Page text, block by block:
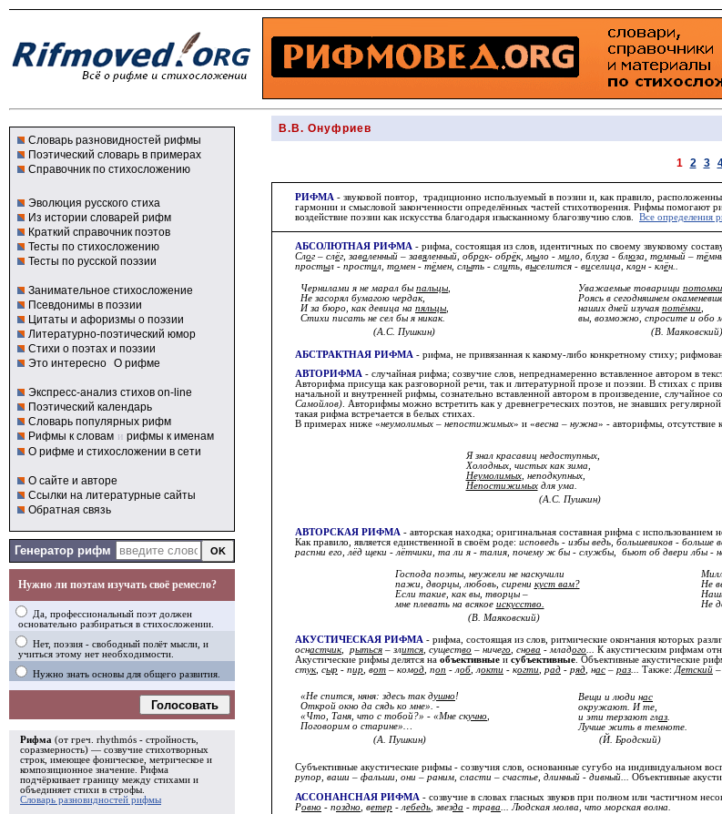
Словарь разновидностей рифмы
Поэтический словарь в примерах
Справочник по стихосложению
Эволюция русского стиха
Из истории словарей рифм
Краткий справочник поэтов
Тесты по стихосложению
Тесты по русской поэзии
Занимательное стихосложение
Псевдонимы в поэзии
Цитаты и афоризмы о поэзии
Литературно-поэтический юмор
Стихи о поэтах и поэзии
Это интересно О рифме
Экспресс-анализ стихов on-line
Поэтический календарь
Словарь популярных рифм
Рифмы к словам и рифмы к именам
О рифме и стихосложении в сети
О сайте и авторе
Ссылки на литературные сайты
Обратная связь
Генератор рифм
Нужно ли поэтам изучать своё ремесло?
Да, профессиональный поэт должен
основательно разбираться в стихосложении.
Нет, поэзия - свободный полёт мысли, и
учиться этому нет необходимости.
Нужно знать основы для общего развития.
Голосовать
Рифма (от греч. rhythmós - стройность,
соразмерность) — созвучие стихотворных
строк, имеющее фоническое, метрическое и
композиционное значение. Рифма
подчёркивает границу между стихами и
объединяет стихи в строфы
Словарь разновидностей рифмы
В.В. Онуфриев
1 2 3
РИФМА - звуковой повтор, традиционно используемый в поэзии и, как правило,
гармонии и смысловой законченности определённых частей стихотворения. Рифмы помогают
воздействие поэзии как искусства благодаря изысканному благозвучию слов. Все определения
АБСОЛЮТНАЯ РИФМА - рифма, состоящая из слов, идентичных по своему звуковому
Слог – слёг, заваленный – завяленный, оброк- обрёк, мыло - мило, блуза - блюза, томный – тё
простыл - простил, томен - тёмен, слыть - слить, выселится - виселица, клон - клён..
Чернилами я не марал бы пальцы,
Не засорял бумагою чердак,
И за бюро, как девица на пяльцы,
Стихи писать не сел бы я никак.
(А.С. Пушкин)
Уважаемые товарищи потомки
Роясь в сегодняшнем
наших дней изучая потёмки,
вы, возможно, спросите и обо
(В. Маяковский)
АБСТРАКТНАЯ РИФМА - рифма, не привязанная к какому-либо конкретному стиху;
АВТОРИФМА - случайная рифма; созвучие слов, непреднамеренно вставленное автором в
Авторифма присуща как разговорной речи, так и литературной прозе и поэзии. В стихах с
начальной и внутренней рифмы, сознательно вставленной автором в произведение, случайное
Самойлов) . Авторифмы можно встретить как у древнегреческих поэтов, не знавших
такая рифма встречается в белых стихах.
В примерах ниже «неумолимых – непостижимых» и «весна – нужна» - авторифмы, отсутствие
Я знал красавиц недоступных,
Холодных, чистых как зима,
Неумолимых, неподкупных,
Непостижимыхдля ума.
(А.С. Пушкин)
АВТОРСКАЯ РИФМА - авторская находка; оригинальная составная рифма с использованием
Как правило, является единственной в своём роде: исповедь - избы ведь, большевиков - больше
распни его, лёд щеки - лётчики, та ли я - талия, почему ж бы - службы, бьют об двери лбы -
Господа поэты, неужели не наскучили
пажи, дворцы, любовь, сирени куст вам?
Если такие, как вы, творцы –
мне плевать на всякое искусство.
(В. Маяковский)
Не
Не
АКУСТИЧЕСКАЯ РИФМА - рифма, состоящая из слов, ритмические окончания которых
оснастчик, рыться – злится, существо – ничего, снова - младого... К акустическим рифмам
Акустические рифмы делятся на объективные и субъективные. Объективные акустические
стук, сыр - пир, вот – комод, поп - лоб, локти - когти, рад - ряд, нас – раз... Также:Детский
«Не спится, няня: здесь так душно!
Открой окно да сядь ко мне». -
«Что, Таня, что с тобой?» - «Мне скучно,
Поговорим о старине»…
(А. Пушкин)
Вещи и люди нас
окружают. И те,
и эти терзают глаз.
Лучше жить в темноте.
(Й. Бродский)
Субъективные акустические рифмы - созвучия слов, основанные сугубо на индивидуальном
рупор, ваши – фальши, они – раним, сласти – счастье, длинный - дивный... Объективные
АССОНАНСНАЯ РИФМА - созвучие в словах гласных звуков при полном или частичном
Ровно - поздно , ветер - лебедь , звезда - трава ... Людская молва, что морская волна.